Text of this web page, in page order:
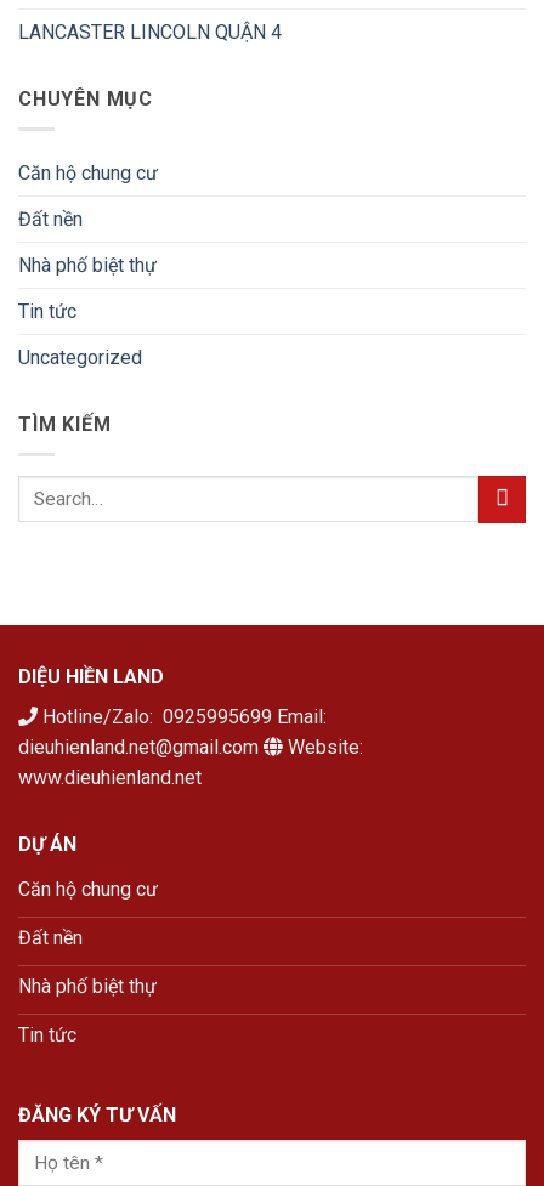
LANCASTER LINCOLN QUẬN 4
CHUYÊN MỤC
Căn hộ chung cư
Đất nền
Nhà phố biệt thự
Tin tức
Uncategorized
TÌM KIẾM
DIỆU HIỀN LAND
Hotline/Zalo: 0925995699 Email:
dieuhienland.net@gmail.com
Website:
www.dieuhienland.net
DỰ ÁN
Căn hộ chung cư
Đất nền
Nhà phố biệt thự
Tin tức
ĐĂNG KÝ TƯ VẤN